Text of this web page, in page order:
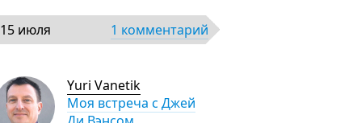
15 июля 1 комментарий
Yuri Vanetik
Моя встреча с Джей